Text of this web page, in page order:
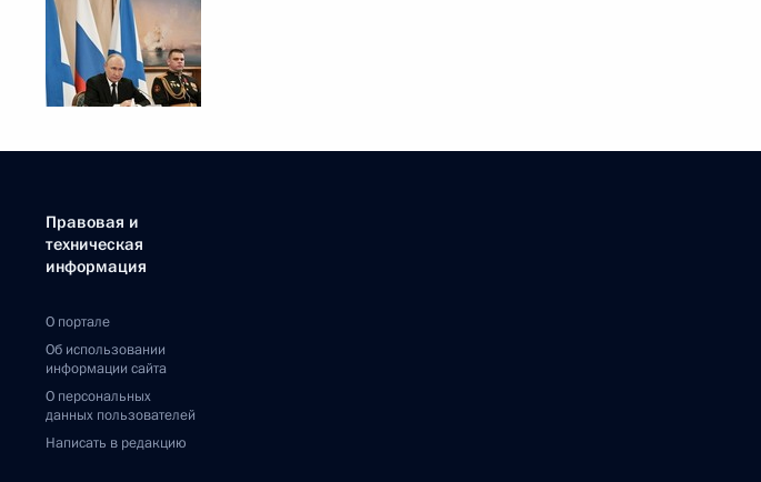
Правовая и
техническая
информация
О портале
Об использовании
информации сайта
О персональных
данных пользователей
Написать в редакцию